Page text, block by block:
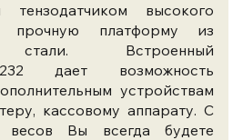
высокого
прочную платформу из
стали. Встроенный
дает возможность
устройствам
кассовому аппарату. С
Вы всегда будете